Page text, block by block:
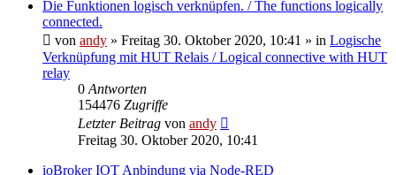
Die Funktionen logisch verknüpfen. / The functions logically
connected.
von andy » Freitag 30. Oktober 2020, 10:41 » in Logische
Verknüpfung mit HUT Relais / Logical connective with HUT
relay
0 Antworten
154476 Zugriffe
Letzter Beitrag von andy
Freitag 30. Oktober 2020, 10:41
ioBroker IOT Anbindung via Node-RED